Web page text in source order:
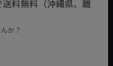
料無料（沖縄県、離
か？